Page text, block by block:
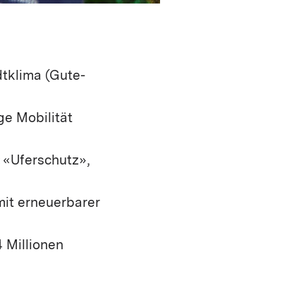
(Gute-
Mobilität
erneuerbarer
Millionen